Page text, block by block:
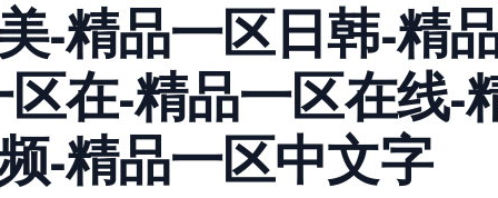
-精品一区日韩-精
在-精品一区在线
-精品一区中文字